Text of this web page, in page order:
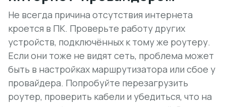
Не всегда причина отсутствия интернета
кроется в ПК. Проверьте работу других
устройств, подключённых к тому же роутеру.
Если они тоже не видят сеть, проблема может
быть в настройках маршрутизатора или сбое у
провайдера. Попробуйте перезагрузить
роутер, проверить кабели и убедиться, что на